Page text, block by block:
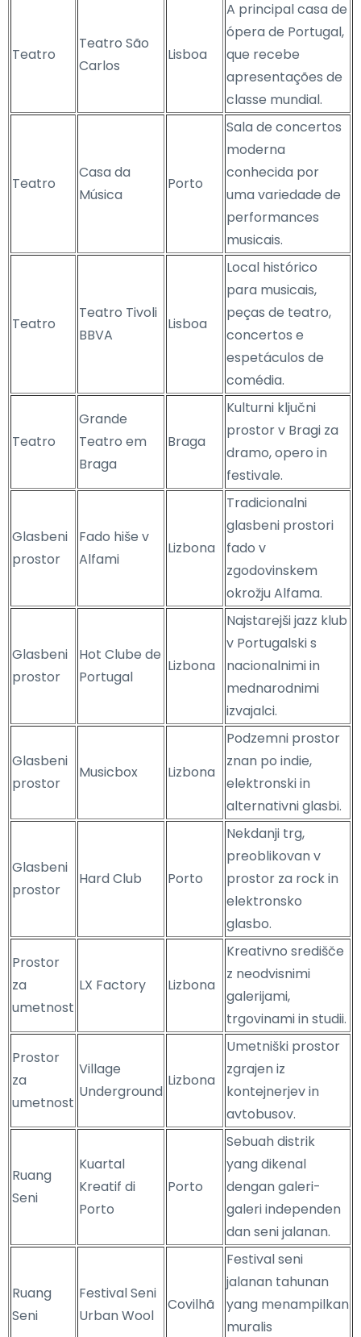
Teatro
Teatro São
Carlos
Lisboa
A principal casa de
ópera de Portugal,
que recebe
apresentações de
classe mundial.
Teatro
Casa da
Música
Porto
Sala de concertos
moderna
conhecida por
uma variedade de
performances
musicais.
Teatro
Teatro Tivoli
BBVA
Lisboa
Local histórico
para musicais,
peças de teatro,
concertos e
espetáculos de
comédia.
Teatro
Grande
Teatro em
Braga
Braga
Kulturni ključni
prostor v Bragi za
dramo, opero in
festivale.
Glasbeni
prostor
Fado hiše v
Alfami
Lizbona
Tradicionalni
glasbeni prostori
fado v
zgodovinskem
okrožju Alfama.
Glasbeni
prostor
Hot Clube de
Portugal
Lizbona
Najstarejši jazz klub
v Portugalski s
nacionalnimi in
mednarodnimi
izvajalci.
Glasbeni
prostor
Musicbox Lizbona
Podzemni prostor
znan po indie,
elektronski in
alternativni glasbi.
Glasbeni
prostor
Hard Club Porto
Nekdanji trg,
preoblikovan v
prostor za rock in
elektronsko
glasbo.
Prostor
za
umetnost
LX Factory Lizbona
Kreativno središče
z neodvisnimi
galerijami,
trgovinami in studii.
Prostor
za
umetnost
Village
Underground
Lizbona
Umetniški prostor
zgrajen iz
kontejnerjev in
avtobusov.
Ruang
Seni
Kuartal
Kreatif di
Porto
Porto
Sebuah distrik
yang dikenal
dengan galeri-
galeri independen
dan seni jalanan.
Ruang
Seni
Festival Seni
Urban Wool
Covilhã
Festival seni
jalanan tahunan
yang menampilkan
muralis